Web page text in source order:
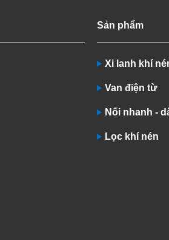
Sản phẩm
Xi lanh khí
Van điện từ
Nối nhanh -
Lọc khí nén